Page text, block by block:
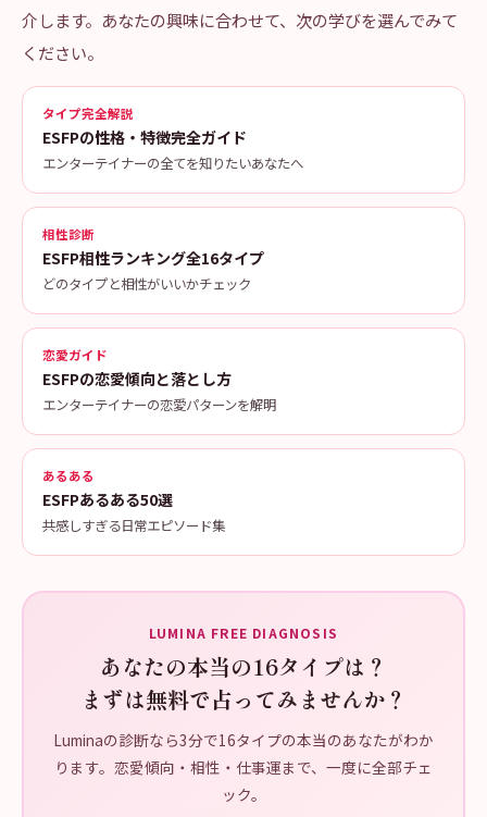
介します。あなたの興味に合わせて、次の学びを選んでみて
ください。
タイプ完全解説
ESFPの性格・特徴完全ガイド
エンターテイナーの全てを知りたいあなたへ
相性診断
ESFP相性ランキング全16タイプ
どのタイプと相性がいいかチェック
恋愛ガイド
ESFPの恋愛傾向と落とし方
エンターテイナーの恋愛パターンを解明
あるある
ESFPあるある50選
共感しすぎる日常エピソード集
LUMINA FREE DIAGNOSIS
あなたの本当の16タイプは？
まずは無料で占ってみませんか？
Luminaの診断なら3分で16タイプの本当のあなたがわか
ります。恋愛傾向・相性・仕事運まで、一度に全部チェ
ック。